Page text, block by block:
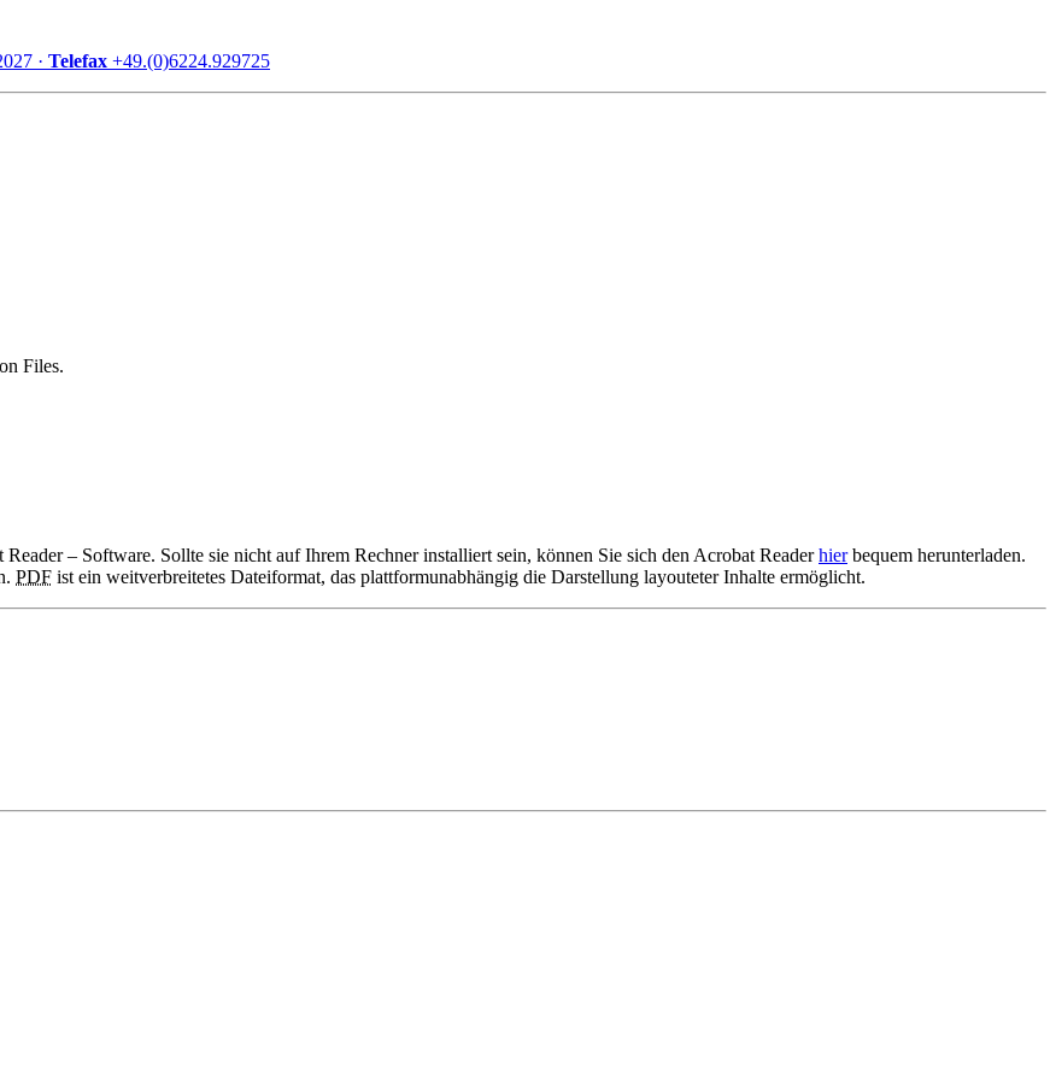
· Telefax +49.(0)6224.929725
Files.
– Software. Sollte sie nicht auf Ihrem Rechner installiert sein, können Sie sich den Acrobat Readerhierbequem herunterladen.
PDF ist ein weitverbreitetes Dateiformat, das plattformunabhängig die Darstellung layouteter Inhalte ermöglicht.